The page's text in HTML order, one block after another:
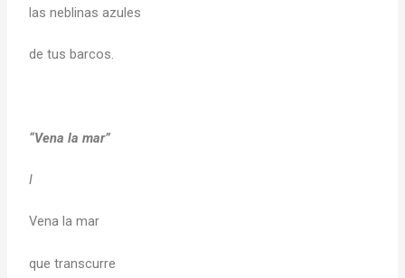
las neblinas azules
de tus barcos.
“Vena la mar”
I
Vena la mar
que transcurre